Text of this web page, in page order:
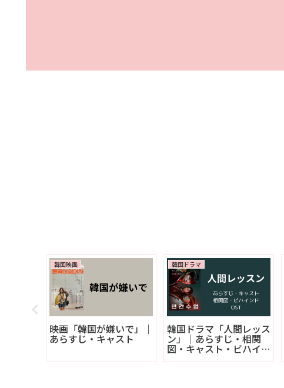
韓国映画
映画「韓国が嫌いで」｜
あらすじ・キャスト
韓国ドラマ
韓国ドラマ「人間レッス
ン」｜あらすじ・相関
図・キャスト・ビハイン
ド・OST